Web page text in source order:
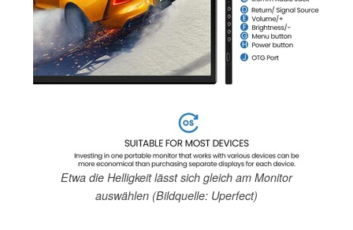
Etwa die Helligkeit lässt sich gleich am Monitor
auswählen (Bildquelle: Uperfect)